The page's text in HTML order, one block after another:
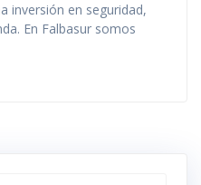
inversión en seguridad,
En Falbasur somos